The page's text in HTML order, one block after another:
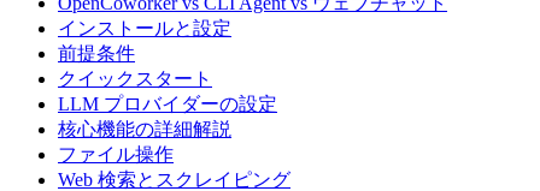
インストールと設定
前提条件
クイックスタート
LLM プロバイダーの設定
核心機能の詳細解説
ファイル操作
Web 検索とスクレイピング